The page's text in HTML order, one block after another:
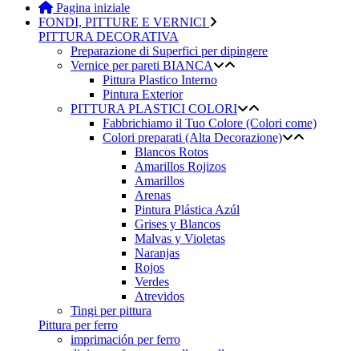
Pagina iniziale
FONDI, PITTURE E VERNICI
PITTURA DECORATIVA
Preparazione di Superfici per dipingere
Vernice per pareti BIANCA
Pittura Plastico Interno
Pintura Exterior
PITTURA PLASTICI COLORI
Fabbrichiamo il Tuo Colore (Colori come)
Colori preparati (Alta Decorazione)
Blancos Rotos
Amarillos Rojizos
Amarillos
Arenas
Pintura Plástica Azúl
Grises y Blancos
Malvas y Violetas
Naranjas
Rojos
Verdes
Atrevidos
Tingi per pittura
Pittura per ferro
imprimación per ferro